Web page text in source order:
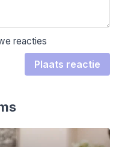
reacties
Plaats reactie